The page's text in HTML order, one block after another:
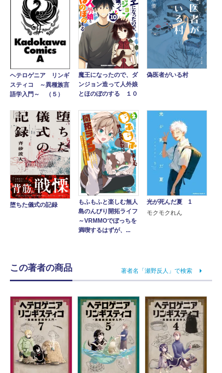
ヘテロゲニア リンギ
スティコ ～異種族言
語学入門～ （５）
魔王になったので、ダ
ンジョン造って人外娘
とほのぼのする １０
偽医者がいる村
堕ちた儀式の記録
もふもふと楽しむ無人
島のんびり開拓ライフ
～VRMMOでぼっちを
満喫するはずが、...
光が死んだ夏 1
モクモクれん
この著者の商品 著者名「瀬野反人」で検索